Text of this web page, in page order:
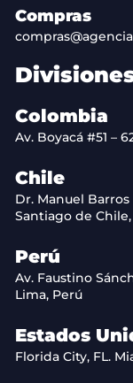
Compras
Colombia
Av. Boyacá #51 –
Chile
Dr. Manuel Barros
Santiago de
Perú
Av. Faustino
Lima, Perú
Estados
Florida City, FL.